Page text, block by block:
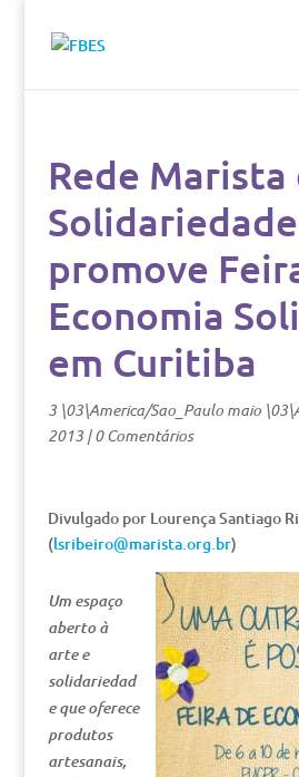
Rede Marista
Solidariedade
promove
Economia
em Curitiba
3 \03\America/Sao_Paulo maio
2013|0 Comentários
Divulgado por Lourença Santiago
(lsribeiro@marista.org.br)
Um espaço
aberto à
arte e
solidariedad
e que oferece
produtos
artesanais,